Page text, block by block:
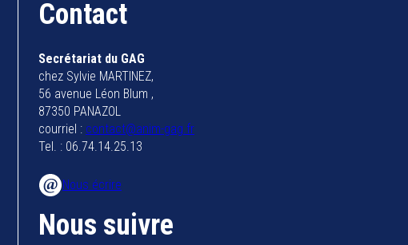
Contact
Secrétariat du GAG
chez Sylvie MARTINEZ,
56 avenue Léon Blum ,
87350 PANAZOL
courriel : contact@anim-gag.fr
Tel. : 06.74.14.25.13
Nous écrire
Nous suivre